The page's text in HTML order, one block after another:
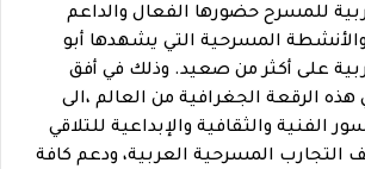
للمسرح حضورها الفعال والداعم
المسرحية التي يشهدها أبو
على أكثر من صعيد. وذلك في أفق
الرقعة الجغرافية من العالم ،الى
الفنية والثقافية والإبداعية للتلاقي
التجارب المسرحية العربية، ودعم كافة